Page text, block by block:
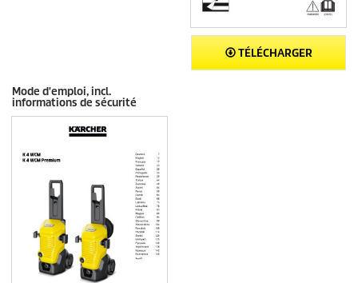
TÉLÉCHARGER
Mode d'emploi, incl.
informations de sécurité